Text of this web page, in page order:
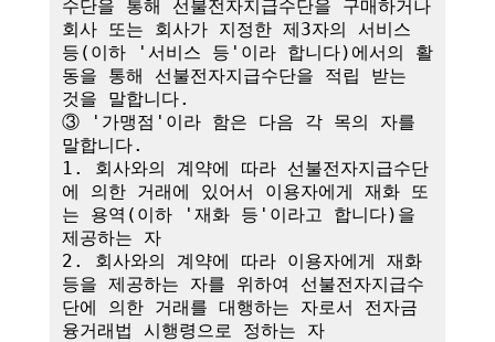
수단을 통해 선불전자지급수단을 구매하거나
회사 또는 회사가 지정한 제3자의 서비스
등(이하 '서비스 등'이라 합니다)에서의 활
동을 통해 선불전자지급수단을 적립 받는
것을 말합니다.
③ '가맹점'이라 함은 다음 각 목의 자를
말합니다.
1. 회사와의 계약에 따라 선불전자지급수단
에 의한 거래에 있어서 이용자에게 재화 또
는 용역(이하 '재화 등'이라고 합니다)을
제공하는 자
2. 회사와의 계약에 따라 이용자에게 재화
등을 제공하는 자를 위하여 선불전자지급수
단에 의한 거래를 대행하는 자로서 전자금
융거래법 시행령으로 정하는 자